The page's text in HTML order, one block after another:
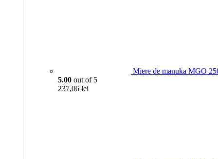
Miere de manuka MGO
5.00 out of 5
237,06 lei